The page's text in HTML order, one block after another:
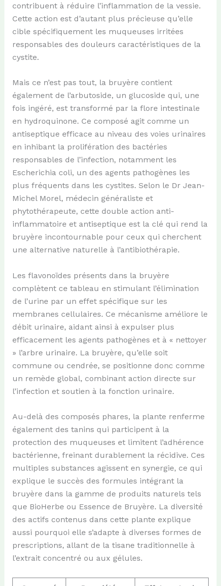
contribuent à réduire l’inflammation de la vessie.
Cette action est d’autant plus précieuse qu’elle
cible spécifiquement les muqueuses irritées
responsables des douleurs caractéristiques de la
cystite.
Mais ce n’est pas tout, la bruyère contient
également de l’arbutoside, un glucoside qui, une
fois ingéré, est transformé par la flore intestinale
en hydroquinone. Ce composé agit comme un
antiseptique efficace au niveau des voies urinaires
en inhibant la prolifération des bactéries
responsables de l’infection, notamment les
Escherichia coli, un des agents pathogènes les
plus fréquents dans les cystites. Selon le Dr Jean-
Michel Morel, médecin généraliste et
phytothérapeute, cette double action anti-
inflammatoire et antiseptique est la clé qui rend la
bruyère incontournable pour ceux qui cherchent
une alternative naturelle à l’antibiothérapie.
Les flavonoïdes présents dans la bruyère
complètent ce tableau en stimulant l’élimination
de l’urine par un effet spécifique sur les
membranes cellulaires. Ce mécanisme améliore le
débit urinaire, aidant ainsi à expulser plus
efficacement les agents pathogènes et à « nettoyer
» l’arbre urinaire. La bruyère, qu’elle soit
commune ou cendrée, se positionne donc comme
un remède global, combinant action directe sur
l’infection et soutien à la fonction urinaire.
Au-delà des composés phares, la plante renferme
également des tanins qui participent à la
protection des muqueuses et limitent l’adhérence
bactérienne, freinant durablement la récidive. Ces
multiples substances agissent en synergie, ce qui
explique le succès des formules intégrant la
bruyère dans la gamme de produits naturels tels
que BioHerbe ou Essence de Bruyère. La diversité
des actifs contenus dans cette plante explique
aussi pourquoi elle s’adapte à diverses formes de
prescriptions, allant de la tisane traditionnelle à
l’extrait concentré ou aux gélules.